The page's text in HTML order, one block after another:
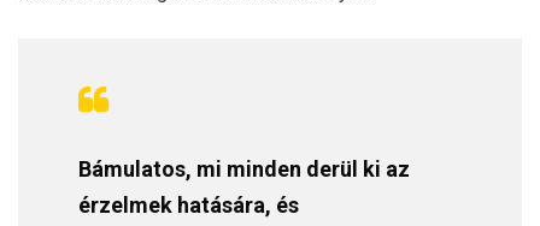
Bámulatos, mi minden derül ki az
érzelmek hatására, és